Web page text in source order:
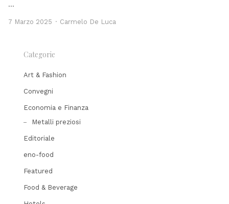
…
7 Marzo 2025 Author
Carmelo De Luca
Categorie
Art & Fashion
Convegni
Economia e Finanza
Metalli preziosi
Editoriale
eno-food
Featured
Food & Beverage